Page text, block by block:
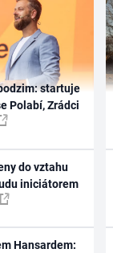
startuje
Polabí, Zrádci
do vztahu
iniciátorem
Hansardem: